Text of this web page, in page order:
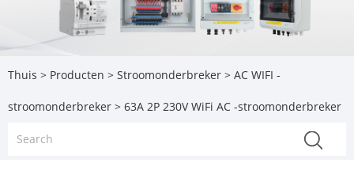
Thuis > Producten > Stroomonderbreker > AC WIFI -
stroomonderbreker > 63A 2P 230V WiFi AC -stroomonderbreker